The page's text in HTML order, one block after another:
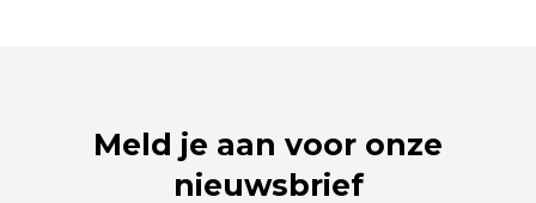
Meld je aan voor onze
nieuwsbrief